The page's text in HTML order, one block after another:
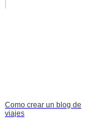
Como crear un blog de
viajes